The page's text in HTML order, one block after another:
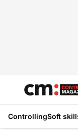
ControllingSoft